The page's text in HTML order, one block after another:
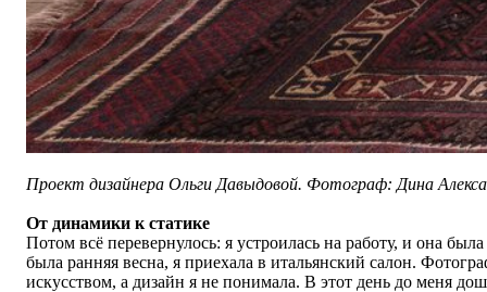
Проект дизайнера Ольги Давыдовой. Фотограф: Дина
От динамики к статике
Потом всё перевернулось: я устроилась на работу, и она
была ранняя весна, я приехала в итальянский салон.
искусством, а дизайн я не понимала. В этот день до меня